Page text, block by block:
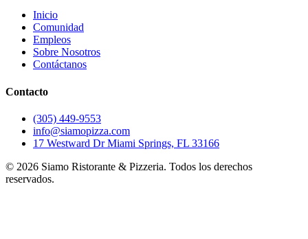
Inicio
Comunidad
Empleos
Sobre Nosotros
Contáctanos
Contacto
(305) 449-9553
info@siamopizza.com
17 Westward Dr Miami Springs, FL 33166
© 2026 Siamo Ristorante & Pizzeria. Todos los derechos
reservados.